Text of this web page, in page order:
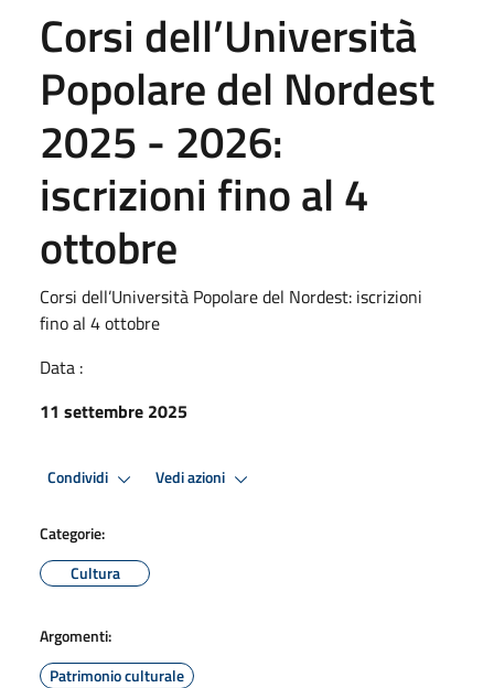
Corsi dell’Università
Popolare del Nordest
2025 - 2026:
iscrizioni fino al 4
ottobre
Corsi dell’Università Popolare del Nordest: iscrizioni
fino al 4 ottobre
Data :
11 settembre 2025
Condividi Vedi azioni
Categorie:
Cultura
Argomenti:
Patrimonio culturale